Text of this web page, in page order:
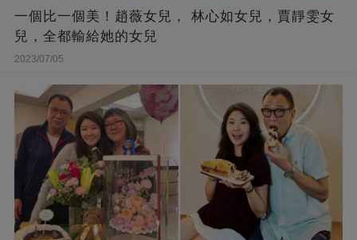
一個比一個美！趙薇女兒， 林心如女兒，賈靜雯女
兒，全都輸給她的女兒
2023/07/05